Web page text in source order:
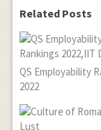
Related Posts
QS Employability
2022